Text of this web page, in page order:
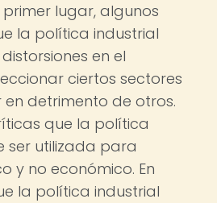
primer lugar, algunos
la política industrial
en el
ciertos sectores
detrimento de otros.
que la política
ser utilizada para
y no económico. En
la política industrial